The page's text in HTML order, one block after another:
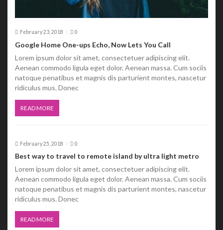
February 23, 2018 0
Google Home One-ups Echo, Now Lets You Call
Lorem ipsum dolor sit amet, consectetuer adipiscing elit.
Aenean commodo ligula eget dolor. Aenean massa. Cum sociis
natoque penatibus et magnis dis parturient montes, nascetur
ridiculus mus. Donec
READ MORE
February 25, 2018 0
Best way to travel to remote island by ultra light metro
Lorem ipsum dolor sit amet, consectetuer adipiscing elit.
Aenean commodo ligula eget dolor. Aenean massa. Cum sociis
natoque penatibus et magnis dis parturient montes, nascetur
ridiculus mus. Donec
READ MORE